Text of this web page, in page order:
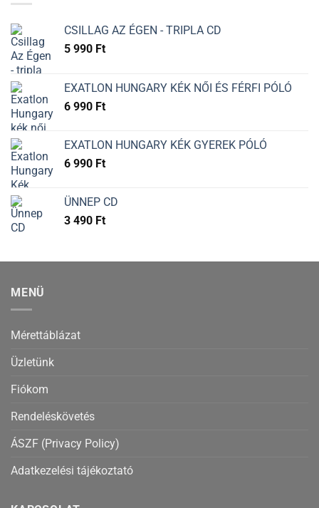
CSILLAG AZ ÉGEN - TRIPLA CD
5 990 Ft
EXATLON HUNGARY KÉK NŐI ÉS FÉRFI PÓLÓ
6 990 Ft
EXATLON HUNGARY KÉK GYEREK PÓLÓ
6 990 Ft
ÜNNEP CD
3 490 Ft
MENÜ
Mérettáblázat
Üzletünk
Fiókom
Rendeléskövetés
ÁSZF (Privacy Policy)
Adatkezelési tájékoztató